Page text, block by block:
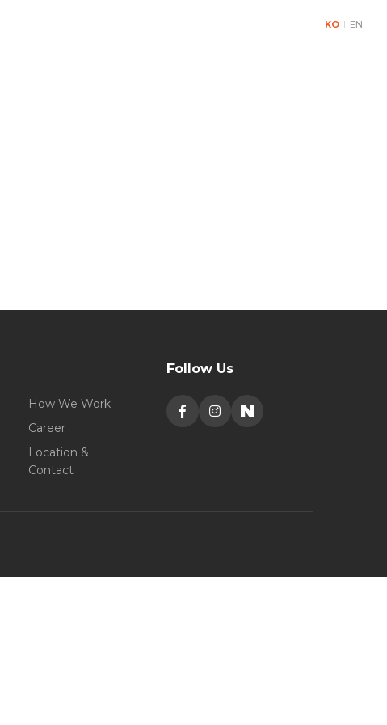
KO | EN
How We Work
Career
Location &
Contact
Follow Us